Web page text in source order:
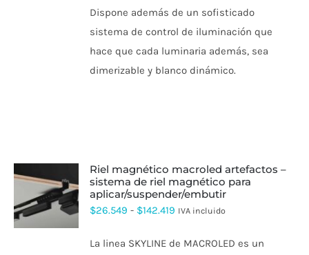
Dispone además de un sofisticado
sistema de control de iluminación que
hace que cada luminaria además, sea
dimerizable y blanco dinámico.
ESTE
PRODUCTO
VARIANTES.
riel magnético macroled artefactos –
sistema de riel magnético para
aplicar/suspender/embutir
$26.549 - $142.419 Rango
precios:
IVA incluido
La linea SKYLINE de MACROLED es un